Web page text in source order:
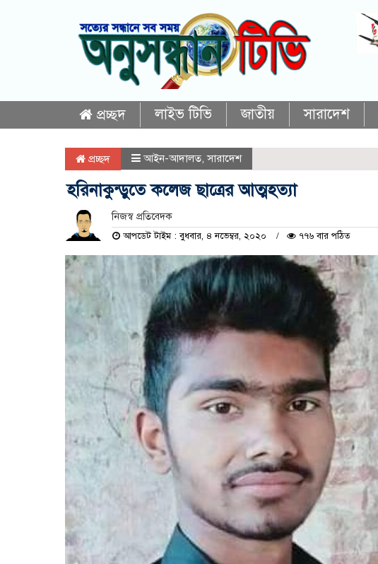
প্রচ্ছদ লাইভ টিভি জাতীয় সারাদেশ
প্রচ্ছদ আইন-আদালত,সারাদেশ
হরিনাকুন্ডুতে কলেজ ছাত্রের আত্মহত্যা
নিজস্ব প্রতিবেদক
আপডেট টাইম : বুধবার, ৪ নভেম্বর, ২০২০ ৭৭৬ বার পঠিত